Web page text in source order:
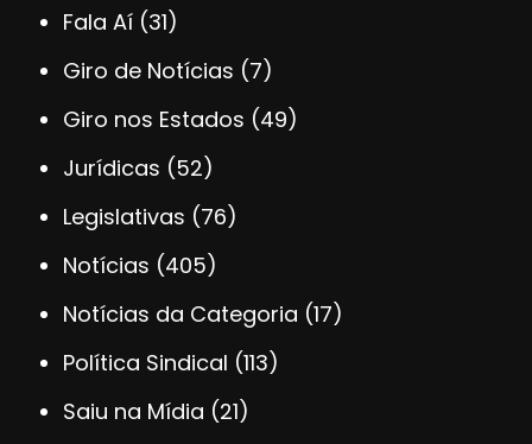
Fala Aí (31)
Giro de Notícias (7)
Giro nos Estados (49)
Jurídicas (52)
Legislativas (76)
Notícias (405)
Notícias da Categoria (17)
Política Sindical (113)
Saiu na Mídia (21)